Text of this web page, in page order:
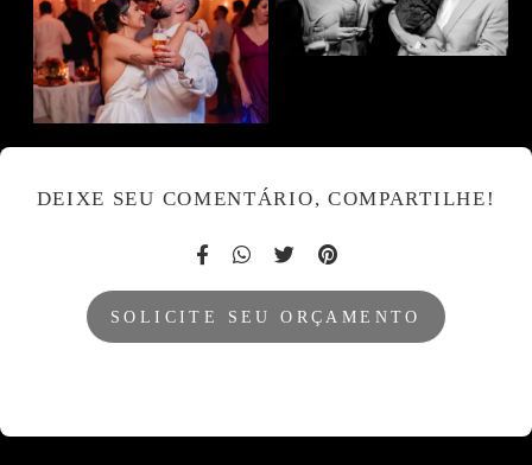
DEIXE SEU COMENTÁRIO, COMPARTILHE!
SOLICITE SEU ORÇAMENTO